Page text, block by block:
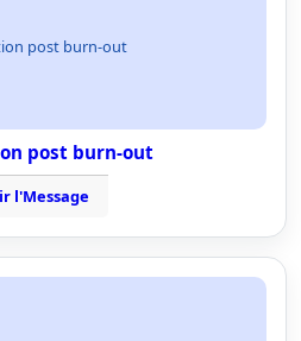
post burn-out
post burn-out
l'Message